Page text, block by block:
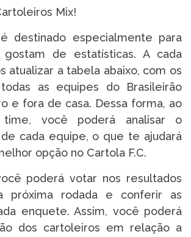
Mix!
destinado especialmente para
de estatísticas. A cada
atualizar a tabela abaixo, com os
as equipes do Brasileirão
e fora de casa. Dessa forma, ao
você poderá analisar o
cada equipe, o que te ajudará
opção no Cartola F.C.
poderá votar nos resultados
próxima rodada e conferir as
enquete. Assim, você poderá
dos cartoleiros em relação a